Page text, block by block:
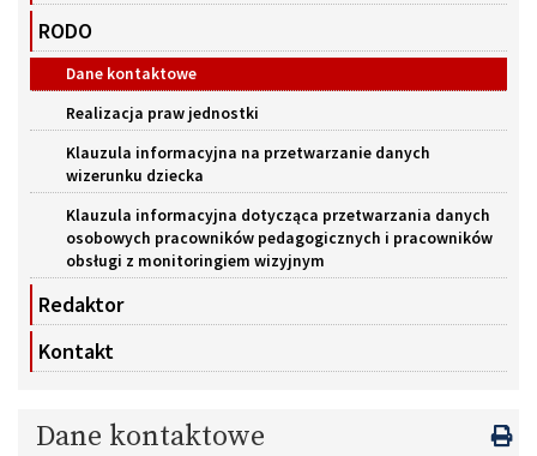
RODO
Dane kontaktowe
Realizacja praw jednostki
Klauzula informacyjna na przetwarzanie danych
wizerunku dziecka
Klauzula informacyjna dotycząca przetwarzania danych
osobowych pracowników pedagogicznych i pracowników
obsługi z monitoringiem wizyjnym
Redaktor
Kontakt
Dane kontaktowe